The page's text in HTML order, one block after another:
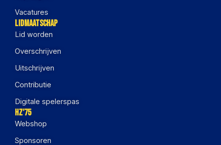
Vacatures
Lidmaatschap
Lid worden
Overschrijven
Uitschrijven
Contributie
Digitale spelerspas
HZ'75
Webshop
Sponsoren